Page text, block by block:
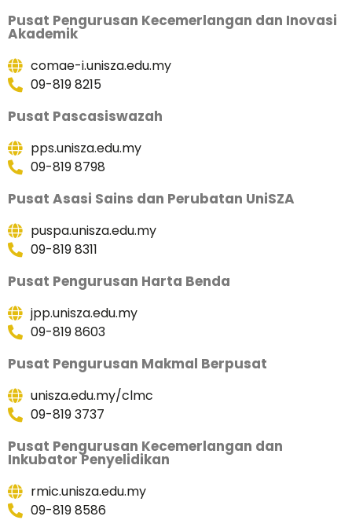
Pusat Pengurusan Kecemerlangan dan Inovasi
Akademik
comae-i.unisza.edu.my
09-819 8215
Pusat Pascasiswazah
pps.unisza.edu.my
09-819 8798
Pusat Asasi Sains dan Perubatan UniSZA
puspa.unisza.edu.my
09-819 8311
Pusat Pengurusan Harta Benda
jpp.unisza.edu.my
09-819 8603
Pusat Pengurusan Makmal Berpusat
unisza.edu.my/clmc
09-819 3737
Pusat Pengurusan Kecemerlangan dan
Inkubator Penyelidikan
rmic.unisza.edu.my
09-819 8586